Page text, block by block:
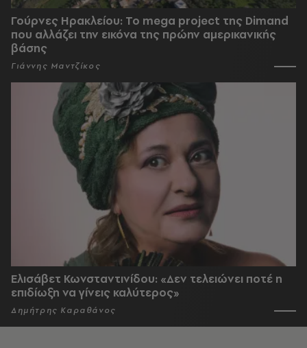
Γούρνες Ηρακλείου: To mega project της Dimand
που αλλάζει την εικόνα της πρώην αμερικανικής
βάσης
Γιάννης Μαντζίκος
Ελισάβετ Κωνσταντινίδου: «Δεν τελειώνει ποτέ η
επιδίωξη να γίνεις καλύτερος»
Δημήτρης Καραθάνος